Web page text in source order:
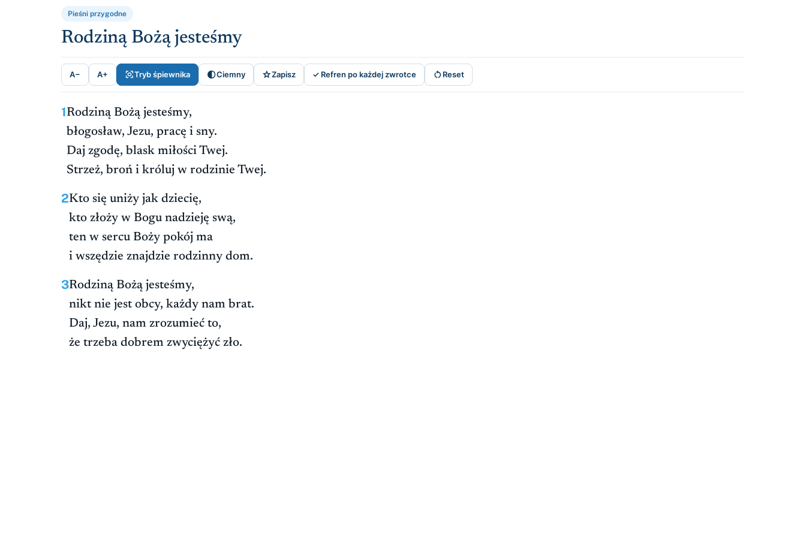
Pieśni przygodne
Rodziną Bożą jesteśmy
A− A+ Tryb śpiewnika Ciemny Zapisz ✓ Refren po każdej zwrotce Reset
1Rodziną Bożą jesteśmy,
błogosław, Jezu, pracę i sny.
Daj zgodę, blask miłości Twej.
Strzeż, broń i króluj w rodzinie Twej.
2Kto się uniży jak dziecię,
kto złoży w Bogu nadzieję swą,
ten w sercu Boży pokój ma
i wszędzie znajdzie rodzinny dom.
3Rodziną Bożą jesteśmy,
nikt nie jest obcy, każdy nam brat.
Daj, Jezu, nam zrozumieć to,
że trzeba dobrem zwyciężyć zło.